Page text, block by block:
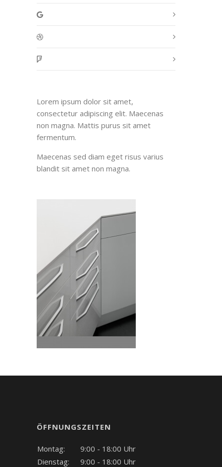
Lorem ipsum dolor sit amet,
consectetur adipiscing elit. Maecenas
non magna. Mattis purus sit amet
fermentum.
Maecenas sed diam eget risus varius
blandit sit amet non magna.
ÖFFNUNGSZEITEN
Montag:
9:00 - 18:00 Uhr
Dienstag:
9:00 - 18:00 Uhr